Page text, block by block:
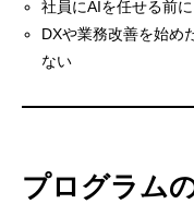
社員にAIを任せる前
DXや業務改善を始め
ない
プログラム
ること。
だからいま、「